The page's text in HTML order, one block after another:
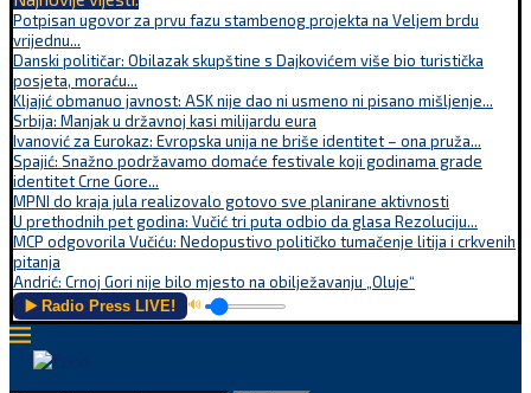
Potpisan ugovor za prvu fazu stambenog projekta na Veljem brdu
vrijednu...
Danski političar: Obilazak skupštine s Dajkovićem više bio turistička
posjeta, moraću...
Kljajić obmanuo javnost: ASK nije dao ni usmeno ni pisano mišljenje...
Srbija: Manjak u državnoj kasi milijardu eura
Ivanović za Eurokaz: Evropska unija ne briše identitet – ona pruža...
Spajić: Snažno podržavamo domaće festivale koji godinama grade
identitet Crne Gore...
MPNI do kraja jula realizovalo gotovo sve planirane aktivnosti
U prethodnih pet godina: Vučić tri puta odbio da glasa Rezoluciju...
MCP odgovorila Vučiću: Nedopustivo političko tumačenje litija i crkvenih
pitanja
Andrić: Crnoj Gori nije bilo mjesto na obilježavanju „Oluje“
▶️ Radio Press LIVE! 🔊